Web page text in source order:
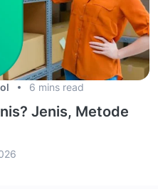
6 mins read
Jenis, Metode